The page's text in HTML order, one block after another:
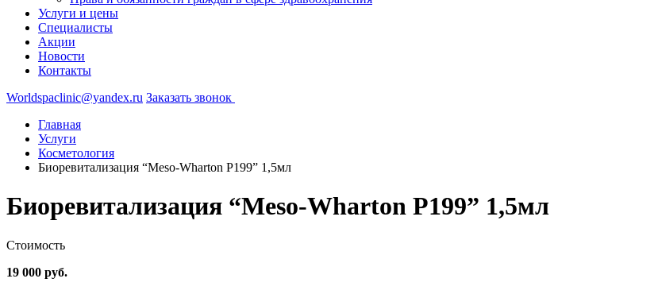
Услуги и цены
Специалисты
Акции
Новости
Контакты
Worldspaclinic@yandex.ru Заказать звонок
Главная
Услуги
Косметология
Биоревитализация “Meso-Wharton Р199” 1,5мл
Биоревитализация “Meso-Wharton Р199” 1,5мл
Стоимость
19 000 руб.